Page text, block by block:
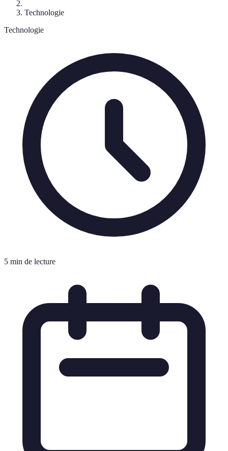
Technologie
Technologie
5 min de lecture